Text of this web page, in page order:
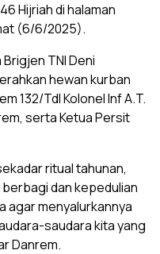
Hijriah di halaman
(6/6/2025).
TNI Deni
hewan kurban
132/Tdl Kolonel Inf A.T.
serta Ketua Persit
ritual tahunan,
dan kepedulian
agar menyalurkannya
saudara kita yang
Danrem.